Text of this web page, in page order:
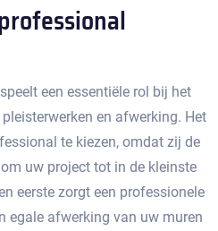
een essentiële rol bij het
en afwerking. Het
te kiezen, omdat zij de
uw project tot in de kleinste
eerste zorgt een professionele
egale afwerking van uw muren